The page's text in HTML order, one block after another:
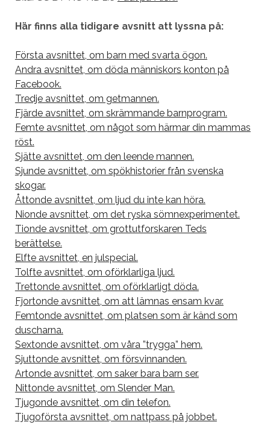
Här finns alla tidigare avsnitt att lyssna på:
Första avsnittet, om barn med svarta ögon.
Andra avsnittet, om döda människors konton på
Facebook.
Tredje avsnittet, om getmannen.
Fjärde avsnittet, om skrämmande barnprogram.
Femte avsnittet, om något som härmar din mammas
röst.
Sjätte avsnittet, om den leende mannen.
Sjunde avsnittet, om spökhistorier från svenska
skogar.
Åttonde avsnittet, om ljud du inte kan höra.
Nionde avsnittet, om det ryska sömnexperimentet.
Tionde avsnittet, om grottutforskaren Teds
berättelse.
Elfte avsnittet, en julspecial.
Tolfte avsnittet, om oförklarliga ljud.
Trettonde avsnittet, om oförklarligt döda.
Fjortonde avsnittet, om att lämnas ensam kvar.
Femtonde avsnittet, om platsen som är känd som
duscharna.
Sextonde avsnittet, om våra ”trygga” hem.
Sjuttonde avsnittet, om försvinnanden.
Artonde avsnittet, om saker bara barn ser.
Nittonde avsnittet, om Slender Man.
Tjugonde avsnittet, om din telefon.
Tjugoförsta avsnittet, om nattpass på jobbet.